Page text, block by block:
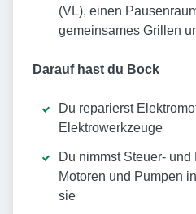
(VL), einen
gemeinsames Grillen
Darauf hast du Bock
Du reparierst
Elektrowerkzeuge
Du nimmst Steuer-
Motoren und Pumpen
sie